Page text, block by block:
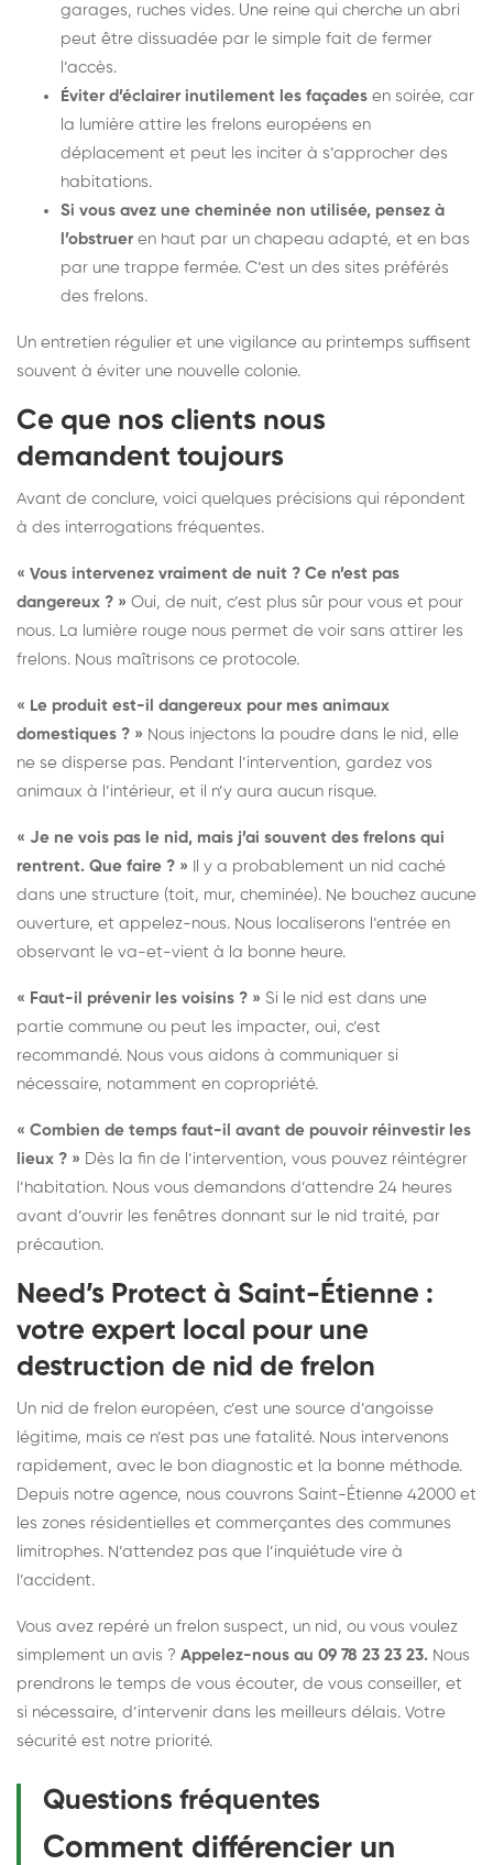
garages, ruches vides. Une reine qui cherche un abri
peut être dissuadée par le simple fait de fermer
l’accès.
Éviter d’éclairer inutilement les façades en soirée, car
la lumière attire les frelons européens en
déplacement et peut les inciter à s’approcher des
habitations.
Si vous avez une cheminée non utilisée, pensez à
l’obstruer en haut par un chapeau adapté, et en bas
par une trappe fermée. C’est un des sites préférés
des frelons.
Un entretien régulier et une vigilance au printemps suffisent
souvent à éviter une nouvelle colonie.
Ce que nos clients nous
demandent toujours
Avant de conclure, voici quelques précisions qui répondent
à des interrogations fréquentes.
« Vous intervenez vraiment de nuit ? Ce n’est pas
dangereux ? » Oui, de nuit, c’est plus sûr pour vous et pour
nous. La lumière rouge nous permet de voir sans attirer les
frelons. Nous maîtrisons ce protocole.
« Le produit est-il dangereux pour mes animaux
domestiques ? » Nous injectons la poudre dans le nid, elle
ne se disperse pas. Pendant l’intervention, gardez vos
animaux à l’intérieur, et il n’y aura aucun risque.
« Je ne vois pas le nid, mais j’ai souvent des frelons qui
rentrent. Que faire ? » Il y a probablement un nid caché
dans une structure (toit, mur, cheminée). Ne bouchez aucune
ouverture, et appelez-nous. Nous localiserons l’entrée en
observant le va-et-vient à la bonne heure.
« Faut-il prévenir les voisins ? » Si le nid est dans une
partie commune ou peut les impacter, oui, c’est
recommandé. Nous vous aidons à communiquer si
nécessaire, notamment en copropriété.
« Combien de temps faut-il avant de pouvoir réinvestir les
lieux ? » Dès la fin de l’intervention, vous pouvez réintégrer
l’habitation. Nous vous demandons d’attendre 24 heures
avant d’ouvrir les fenêtres donnant sur le nid traité, par
précaution.
Need’s Protect à Saint-Étienne :
votre expert local pour une
destruction de nid de frelon
Un nid de frelon européen, c’est une source d’angoisse
légitime, mais ce n’est pas une fatalité. Nous intervenons
rapidement, avec le bon diagnostic et la bonne méthode.
Depuis notre agence, nous couvrons Saint-Étienne 42000 et
les zones résidentielles et commerçantes des communes
limitrophes. N’attendez pas que l’inquiétude vire à
l’accident.
Vous avez repéré un frelon suspect, un nid, ou vous voulez
simplement un avis ? Appelez-nous au 09 78 23 23 23. Nous
prendrons le temps de vous écouter, de vous conseiller, et
si nécessaire, d’intervenir dans les meilleurs délais. Votre
sécurité est notre priorité.
Questions fréquentes
Comment différencier un